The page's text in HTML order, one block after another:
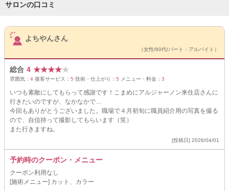
サロンの口コミ
サロンPick Up
よちやんさん
（女性/60代/パート・アルバイト）
総合 4 ★★★★★
雰囲気： 4 接客サービス： 5 技術・仕上がり： 5 メニュー・料金： 3
いつも素敵にしてもらって感謝です！こまめにアルジャーノン来住店さんに
行きたいのですが、なかなかで…
今回もありがとうございました。職場で４月初旬に職員紹介用の写真を撮る
ので、自信持って撮影してもらいます（笑）
また行きますね。
[投稿日] 2026/04/01
予約時のクーポン・メニュー
クーポン利用なし
[施術メニュー] カット、カラー